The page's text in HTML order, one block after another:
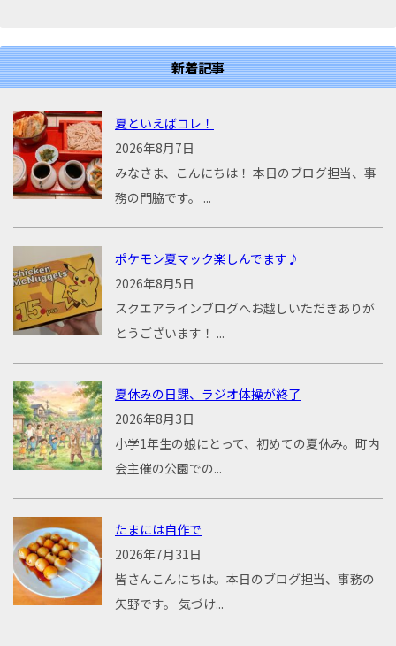
新着記事
夏といえばコレ！
2026年8月7日
みなさま、こんにちは！ 本日のブログ担当、事
務の門脇です。 ...
ポケモン夏マック楽しんでます♪
2026年8月5日
スクエアラインブログへお越しいただきありが
とうございます！ ...
夏休みの日課、ラジオ体操が終了
2026年8月3日
小学1年生の娘にとって、初めての夏休み。町内
会主催の公園での...
たまには自作で
2026年7月31日
皆さんこんにちは。本日のブログ担当、事務の
矢野です。 気づけ...